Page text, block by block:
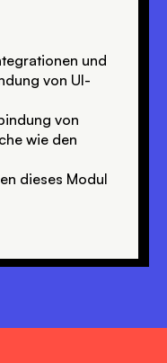
und
von UI-
von
wie den
dieses Modul